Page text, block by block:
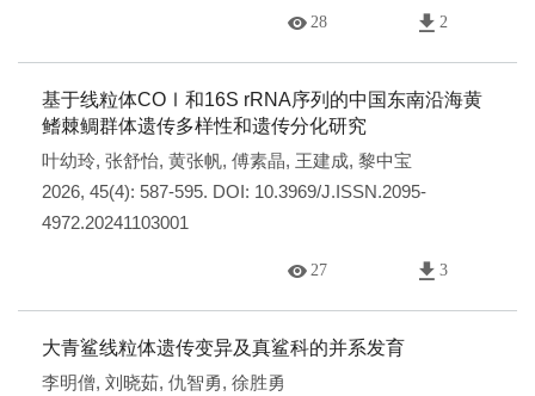
28 2
基于线粒体COⅠ和16S rRNA序列的中国东南沿海黄
鳍棘鲷群体遗传多样性和遗传分化研究
叶幼玲, 张舒怡, 黄张帆, 傅素晶, 王建成, 黎中宝
2026, 45(4): 587-595. DOI: 10.3969/J.ISSN.2095-
4972.20241103001
27 3
大青鲨线粒体遗传变异及真鲨科的并系发育
李明僧, 刘晓茹, 仇智勇, 徐胜勇